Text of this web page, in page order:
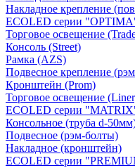
Накладное крепление
ECOLED серии
Торговое освещение
Консоль (Street)
Рамка (AZS)
Подвесное крепление
Кронштейн (Prom)
Торговое освещение
ECOLED серии
Консольное (труба d-
Подвесное (рэм-болты)
Накладное (кронштейн)
ECOLED серии